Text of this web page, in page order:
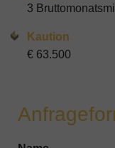
3
Kaution
€ 63.500